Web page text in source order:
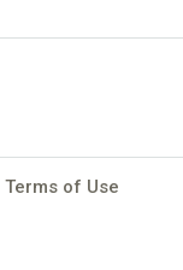
Terms of Use